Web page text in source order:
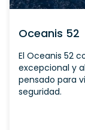
Oceanis 52
El Oceanis 52
excepcional y
pensado para
seguridad.